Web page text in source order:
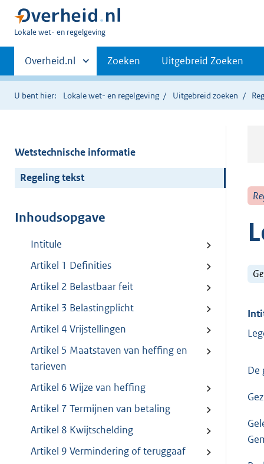
U
hier:
Lokale wet- en regelgeving
Primaire
navigatie
Andere
sites
binnen
Overheid.nl Zoeken Uitgebreid Zoeken
U bent hier: Lokale wet- en regelgeving Uitgebreid zoeken
Wetstechnische informatie
Regeling tekst
Inhoudsopgave
Intitule
Artikel 1 Definities
Artikel 2 Belastbaar feit
Artikel 3 Belastingplicht
Artikel 4 Vrijstellingen
Artikel 5 Maatstaven van heffing en
tarieven
Artikel 6 Wijze van heffing
Artikel 7 Termijnen van betaling
Artikel 8 Kwijtschelding
Artikel 9 Vermindering of teruggaaf
De